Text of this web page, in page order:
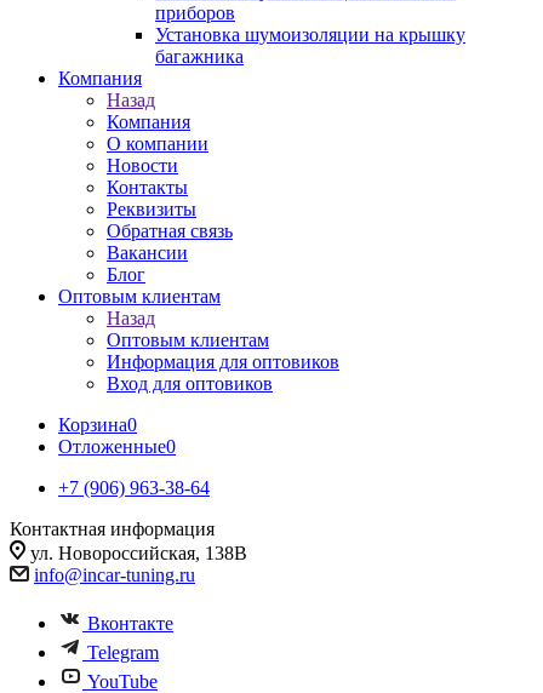
приборов
Установка шумоизоляции на крышку
багажника
Компания
Назад
Компания
О компании
Новости
Контакты
Реквизиты
Обратная связь
Вакансии
Блог
Оптовым клиентам
Назад
Оптовым клиентам
Информация для оптовиков
Вход для оптовиков
Корзина0
Отложенные0
+7 (906) 963-38-64
Контактная информация
ул. Новороссийская, 138В
info@incar-tuning.ru
Вконтакте
Telegram
YouTube